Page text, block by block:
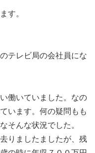
す。
テレビ局の会社員にな
働いていました。なの
います。何の疑問もも
そんな状況でした。
りましたましたが、残